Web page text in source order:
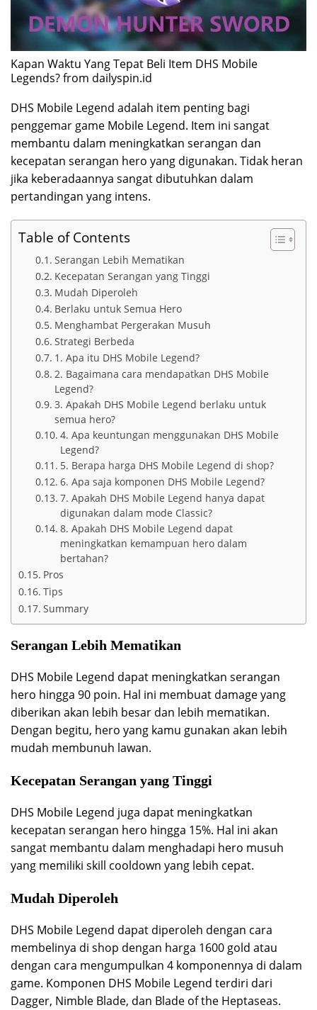
Kapan Waktu Yang Tepat Beli Item DHS Mobile
Legends? from dailyspin.id
DHS Mobile Legend adalah item penting bagi
penggemar game Mobile Legend. Item ini sangat
membantu dalam meningkatkan serangan dan
kecepatan serangan hero yang digunakan. Tidak heran
jika keberadaannya sangat dibutuhkan dalam
pertandingan yang intens.
Table of Contents
Serangan Lebih Mematikan
Kecepatan Serangan yang Tinggi
Mudah Diperoleh
Berlaku untuk Semua Hero
Menghambat Pergerakan Musuh
Strategi Berbeda
1. Apa itu DHS Mobile Legend?
2. Bagaimana cara mendapatkan DHS Mobile
Legend?
3. Apakah DHS Mobile Legend berlaku untuk
semua hero?
4. Apa keuntungan menggunakan DHS Mobile
Legend?
5. Berapa harga DHS Mobile Legend di shop?
6. Apa saja komponen DHS Mobile Legend?
7. Apakah DHS Mobile Legend hanya dapat
digunakan dalam mode Classic?
8. Apakah DHS Mobile Legend dapat
meningkatkan kemampuan hero dalam
bertahan?
Pros
Tips
Summary
Serangan Lebih Mematikan
DHS Mobile Legend dapat meningkatkan serangan
hero hingga 90 poin. Hal ini membuat damage yang
diberikan akan lebih besar dan lebih mematikan.
Dengan begitu, hero yang kamu gunakan akan lebih
mudah membunuh lawan.
Kecepatan Serangan yang Tinggi
DHS Mobile Legend juga dapat meningkatkan
kecepatan serangan hero hingga 15%. Hal ini akan
sangat membantu dalam menghadapi hero musuh
yang memiliki skill cooldown yang lebih cepat.
Mudah Diperoleh
DHS Mobile Legend dapat diperoleh dengan cara
membelinya di shop dengan harga 1600 gold atau
dengan cara mengumpulkan 4 komponennya di dalam
game. Komponen DHS Mobile Legend terdiri dari
Dagger, Nimble Blade, dan Blade of the Heptaseas.